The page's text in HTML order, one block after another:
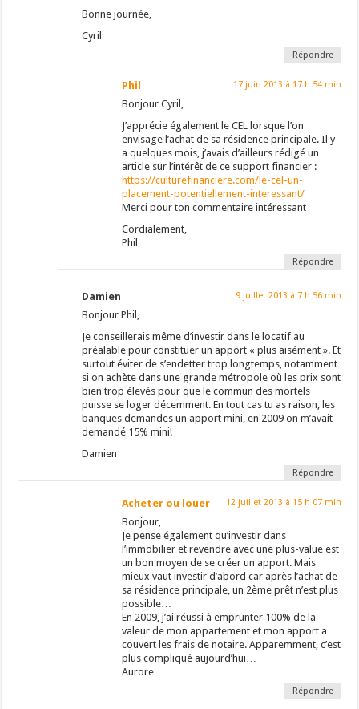
Bonne journée,
Cyril
Répondre
Phil 17 juin 2013 à 17 h 54 min
Bonjour Cyril,
J’apprécie également le CEL lorsque l’on
envisage l’achat de sa résidence principale. Il y
a quelques mois, j’avais d’ailleurs rédigé un
article sur l’intérêt de ce support financier :
https://culturefinanciere.com/le-cel-un-
placement-potentiellement-interessant/
Merci pour ton commentaire intéressant
Cordialement,
Phil
Répondre
Damien 9 juillet 2013 à 7 h 56 min
Bonjour Phil,
Je conseillerais même d’investir dans le locatif au
préalable pour constituer un apport « plus aisément ». Et
surtout éviter de s’endetter trop longtemps, notamment
si on achète dans une grande métropole où les prix sont
bien trop élevés pour que le commun des mortels
puisse se loger décemment. En tout cas tu as raison, les
banques demandes un apport mini, en 2009 on m’avait
demandé 15% mini!
Damien
Répondre
Acheter ou louer 12 juillet 2013 à 15 h 07 min
Bonjour,
Je pense également qu’investir dans
l’immobilier et revendre avec une plus-value est
un bon moyen de se créer un apport. Mais
mieux vaut investir d’abord car après l’achat de
sa résidence principale, un 2ème prêt n’est plus
possible…
En 2009, j’ai réussi à emprunter 100% de la
valeur de mon appartement et mon apport a
couvert les frais de notaire. Apparemment, c’est
plus compliqué aujourd’hui…
Aurore
Répondre